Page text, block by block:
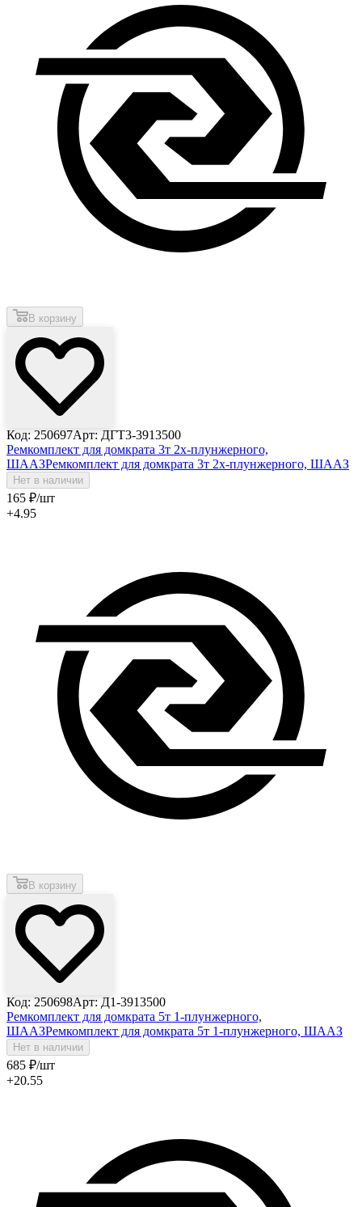
В корзину
Код: 250697Арт: ДГТ3-3913500
Ремкомплект для домкрата 3т 2х-плунжерного,
ШААЗРемкомплект для домкрата 3т 2х-плунжерного, ШААЗ
Нет в наличии
165 ₽/шт
+4.95
В корзину
Код: 250698Арт: Д1-3913500
Ремкомплект для домкрата 5т 1-плунжерного,
ШААЗРемкомплект для домкрата 5т 1-плунжерного, ШААЗ
Нет в наличии
685 ₽/шт
+20.55